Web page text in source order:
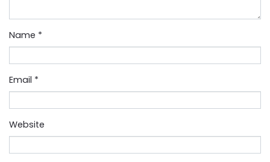
Name *
Email *
Website